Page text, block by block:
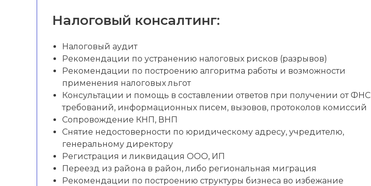
Налоговый консалтинг:
Налоговый аудит
Рекомендации по устранению налоговых рисков (разрывов)
Рекомендации по построению алгоритма работы и возможности
применения налоговых льгот
Консультации и помощь в составлении ответов при получении от ФНС
требований, информационных писем, вызовов, протоколов комиссий
Сопровождение КНП, ВНП
Снятие недостоверности по юридическому адресу, учредителю,
генеральному директору
Регистрация и ликвидация ООО, ИП
Переезд из района в район, либо региональная миграция
Рекомендации по построению структуры бизнеса во избежание